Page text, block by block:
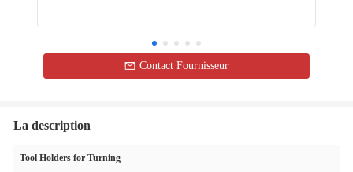
Contact Fournisseur
La description
Tool Holders for Turning